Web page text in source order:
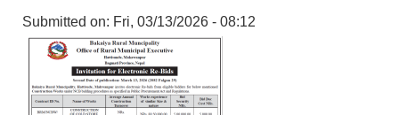
Submitted on: Fri, 03/13/2026 - 08:12